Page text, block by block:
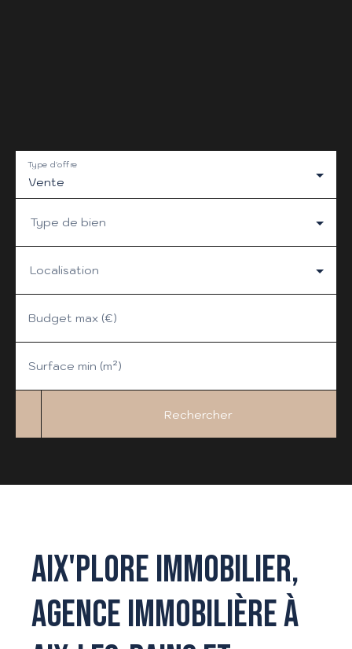
Vente
Type d'offre
Type de bien
Localisation
Budget max (€)
Surface min (m²)
Rechercher
AIX'PLORE IMMOBILIER,
AGENCE IMMOBILIÈRE À